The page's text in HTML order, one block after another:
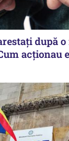
după
acționau